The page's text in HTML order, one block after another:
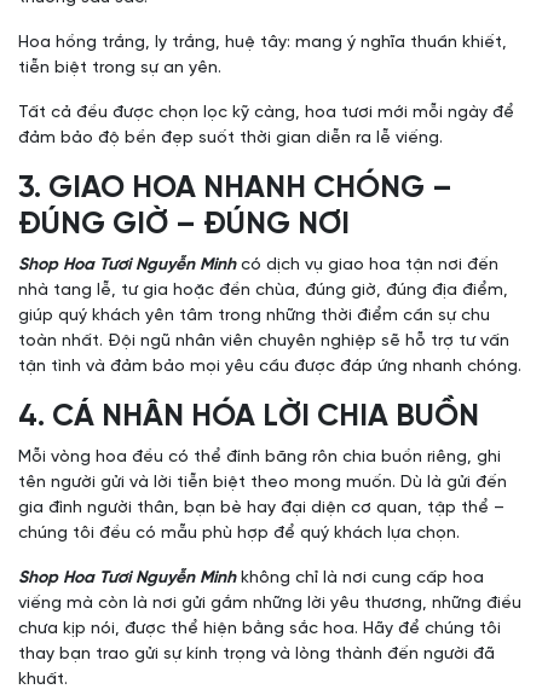
Hoa hồng trắng, ly trắng, huệ tây: mang ý nghĩa thuần khiết,
tiễn biệt trong sự an yên.
Tất cả đều được chọn lọc kỹ càng, hoa tươi mới mỗi ngày để
đảm bảo độ bền đẹp suốt thời gian diễn ra lễ viếng.
3. GIAO HOA NHANH CHÓNG –
ĐÚNG GIỜ – ĐÚNG NƠI
Shop Hoa Tươi Nguyễn Minhcó dịch vụ giao hoa tận nơi đến
nhà tang lễ, tư gia hoặc đền chùa, đúng giờ, đúng địa điểm,
giúp quý khách yên tâm trong những thời điểm cần sự chu
toàn nhất. Đội ngũ nhân viên chuyên nghiệp sẽ hỗ trợ tư vấn
tận tình và đảm bảo mọi yêu cầu được đáp ứng nhanh chóng.
4. CÁ NHÂN HÓA LỜI CHIA BUỒN
Mỗi vòng hoa đều có thể đính băng rôn chia buồn riêng, ghi
tên người gửi và lời tiễn biệt theo mong muốn. Dù là gửi đến
gia đình người thân, bạn bè hay đại diện cơ quan, tập thể –
chúng tôi đều có mẫu phù hợp để quý khách lựa chọn.
Shop Hoa Tươi Nguyễn Minhkhông chỉ là nơi cung cấp hoa
viếng mà còn là nơi gửi gắm những lời yêu thương, những điều
chưa kịp nói, được thể hiện bằng sắc hoa. Hãy để chúng tôi
thay bạn trao gửi sự kính trọng và lòng thành đến người đã
khuất.